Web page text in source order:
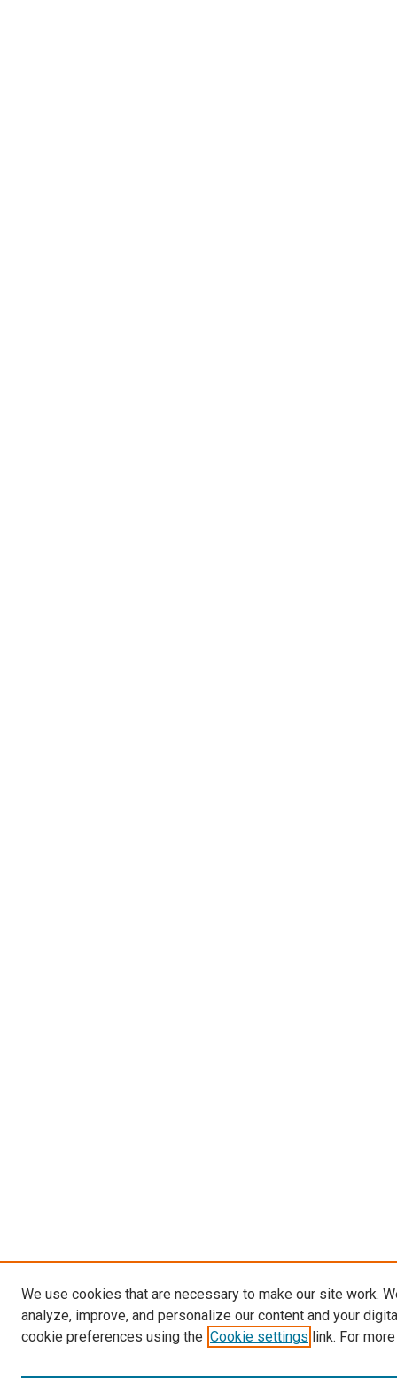
We use cookies that are necessary to make our site work.
analyze, improve, and personalize our content and your
cookie preferences using the Cookie settings link. For